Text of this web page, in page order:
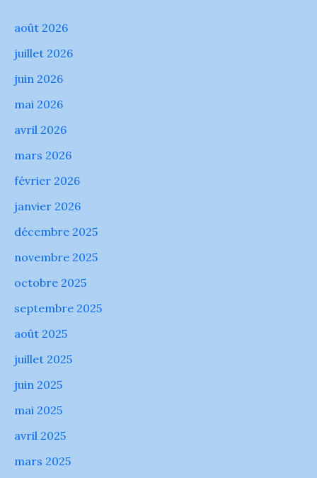
août 2026
juillet 2026
juin 2026
mai 2026
avril 2026
mars 2026
février 2026
janvier 2026
décembre 2025
novembre 2025
octobre 2025
septembre 2025
août 2025
juillet 2025
juin 2025
mai 2025
avril 2025
mars 2025